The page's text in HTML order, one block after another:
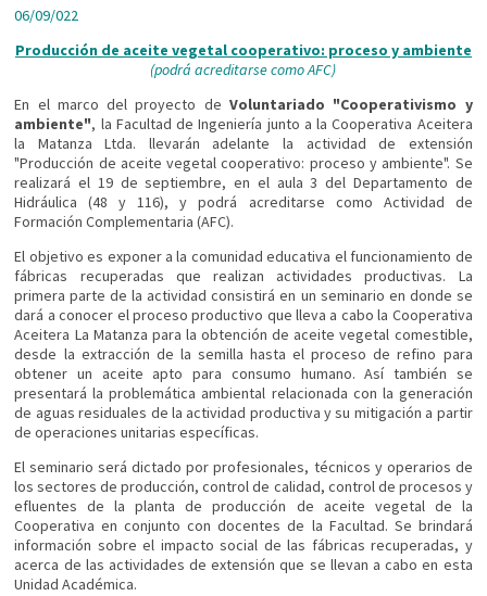
06/09/022
Producción de aceite vegetal cooperativo: proceso y ambiente
(podrá acreditarse como AFC)
En el marco del proyecto deVoluntariado "Cooperativismo y
ambiente", la Facultad de Ingeniería junto a la Cooperativa Aceitera
la Matanza Ltda. llevarán adelante la actividad de extensión
"Producción de aceite vegetal cooperativo: proceso y ambiente". Se
realizará el 19 de septiembre, en el aula 3 del Departamento de
Hidráulica (48 y 116), y podrá acreditarse como Actividad de
Formación Complementaria (AFC).
El objetivo es exponer a la comunidad educativa el funcionamiento de
fábricas recuperadas que realizan actividades productivas. La
primera parte de la actividad consistirá en un seminario en donde se
dará a conocer el proceso productivo que lleva a cabo la Cooperativa
Aceitera La Matanza para la obtención de aceite vegetal comestible,
desde la extracción de la semilla hasta el proceso de refino para
obtener un aceite apto para consumo humano. Así también se
presentará la problemática ambiental relacionada con la generación
de aguas residuales de la actividad productiva y su mitigación a partir
de operaciones unitarias específicas.
El seminario será dictado por profesionales, técnicos y operarios de
los sectores de producción, control de calidad, control de procesos y
efluentes de la planta de producción de aceite vegetal de la
Cooperativa en conjunto con docentes de la Facultad. Se brindará
información sobre el impacto social de las fábricas recuperadas, y
acerca de las actividades de extensión que se llevan a cabo en esta
Unidad Académica.